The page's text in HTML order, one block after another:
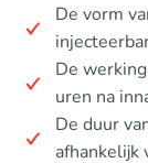
De vorm
De
uren na
De duur
afhankelijk